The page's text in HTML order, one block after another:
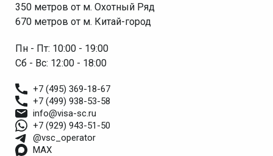
350 метров от м. Охотный Ряд
670 метров от м. Китай-город
Пн - Пт: 10:00 - 19:00
Сб - Вс: 12:00 - 18:00
+7 (495) 369-18-67
+7 (499) 938-53-58
info@visa-sc.ru
+7 (929) 943-51-50
@vsc_operator
MAX